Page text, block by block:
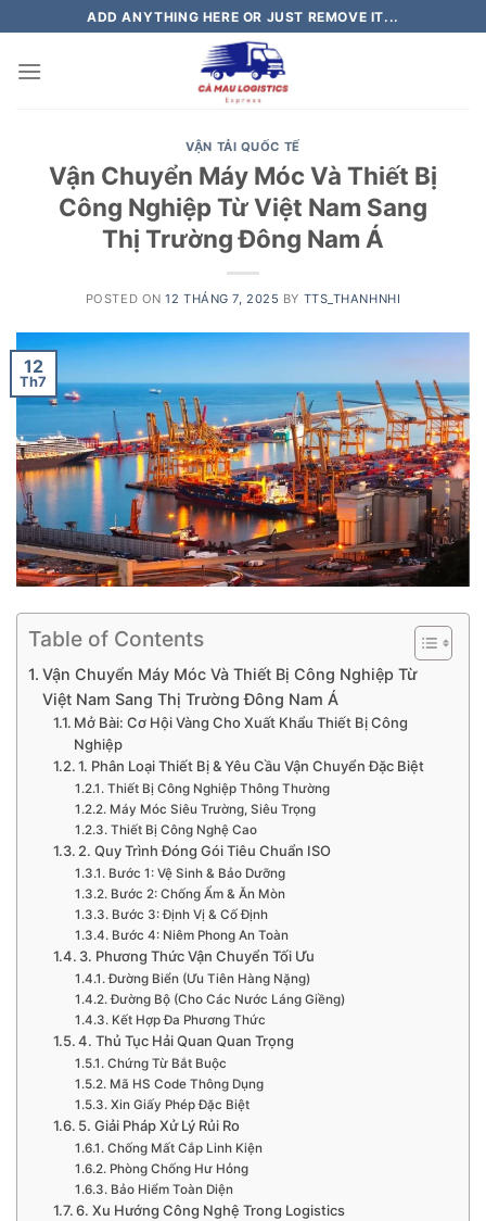
to
content
ADD ANYTHING HERE OR JUST REMOVE IT...
VẬN TẢI QUỐC TẾ
Vận Chuyển Máy Móc Và Thiết Bị
Công Nghiệp Từ Việt Nam Sang
Thị Trường Đông Nam Á
POSTED ON12 THÁNG 7, 2025 BY TTS_THANHNHI
12
Th7
Table of Contents
Vận Chuyển Máy Móc Và Thiết Bị Công Nghiệp Từ
Việt Nam Sang Thị Trường Đông Nam Á
Mở Bài: Cơ Hội Vàng Cho Xuất Khẩu Thiết Bị Công
Nghiệp
1. Phân Loại Thiết Bị & Yêu Cầu Vận Chuyển Đặc Biệt
Thiết Bị Công Nghiệp Thông Thường
Máy Móc Siêu Trường, Siêu Trọng
Thiết Bị Công Nghệ Cao
2. Quy Trình Đóng Gói Tiêu Chuẩn ISO
Bước 1: Vệ Sinh & Bảo Dưỡng
Bước 2: Chống Ẩm & Ăn Mòn
Bước 3: Định Vị & Cố Định
Bước 4: Niêm Phong An Toàn
3. Phương Thức Vận Chuyển Tối Ưu
Đường Biển (Ưu Tiên Hàng Nặng)
Đường Bộ (Cho Các Nước Láng Giềng)
Kết Hợp Đa Phương Thức
4. Thủ Tục Hải Quan Quan Trọng
Chứng Từ Bắt Buộc
Mã HS Code Thông Dụng
Xin Giấy Phép Đặc Biệt
5. Giải Pháp Xử Lý Rủi Ro
Chống Mất Cắp Linh Kiện
Phòng Chống Hư Hỏng
Bảo Hiểm Toàn Diện
6. Xu Hướng Công Nghệ Trong Logistics